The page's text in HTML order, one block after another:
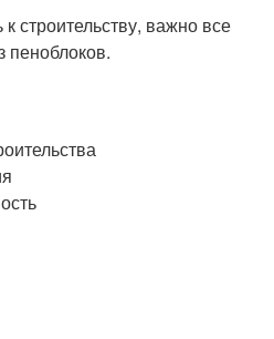
строительству, важно все